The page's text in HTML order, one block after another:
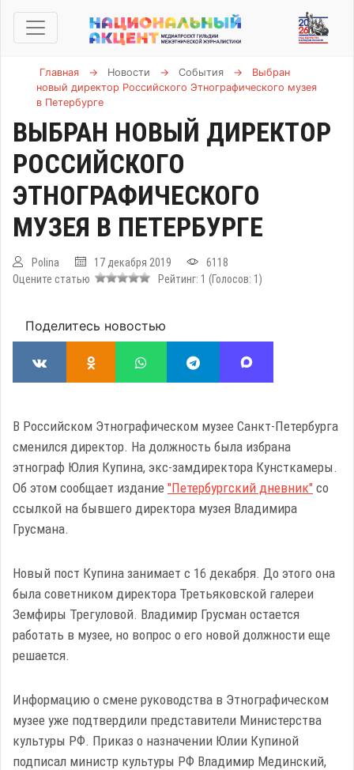
Главная → Новости → События →
Выбран
новый директор Российского Этнографического музея
в Петербурге
ВЫБРАН НОВЫЙ ДИРЕКТОР
РОССИЙСКОГО
ЭТНОГРАФИЧЕСКОГО
МУЗЕЯ В ПЕТЕРБУРГЕ
Polina 17 декабря 2019
6118
Оцените статью
Рейтинг: 1 (Голосов: 1 )
Поделитесь новостью
В Российском Этнографическом музее Санкт-Петербурга
сменился директор. На должность была избрана
этнограф Юлия Купина, экс-замдиректора Кунсткамеры.
Об этом сообщает издание "Петербургский дневник" со
ссылкой на бывшего директора музея Владимира
Грусмана.
Новый пост Купина занимает с 16 декабря. До этого она
была советником директора Третьяковской галереи
Земфиры Трегуловой. Владимир Грусман остается
работать в музее, но вопрос о его новой должности еще
решается.
Информацию о смене руководства в Этнографическом
музее уже подтвердили представители Министерства
культуры РФ. Приказ о назначении Юлии Купиной
подписал министр культуры РФ Владимир Мединский,